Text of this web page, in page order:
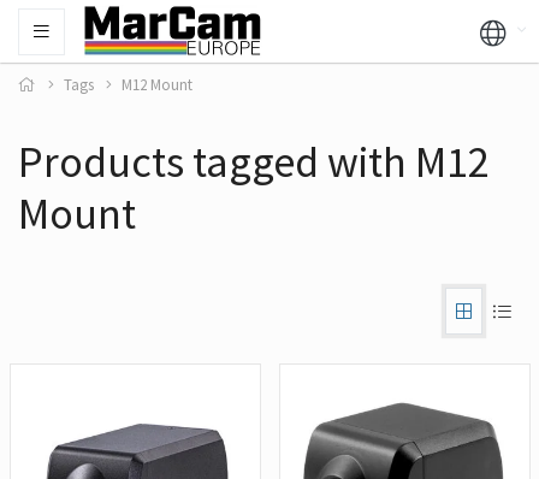
Tags M12 Mount
Products tagged with M12
Mount